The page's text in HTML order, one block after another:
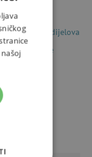
slagalice
50 – 1000 dijelova
za predškolce
djecu od 6